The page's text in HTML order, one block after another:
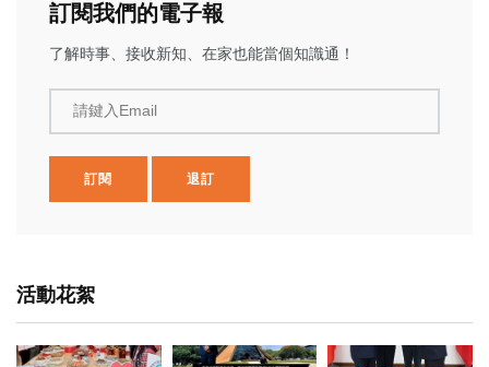
訂閱我們的電子報
了解時事、接收新知、在家也能當個知識通！
請鍵入Email
訂閱 退訂
活動花絮